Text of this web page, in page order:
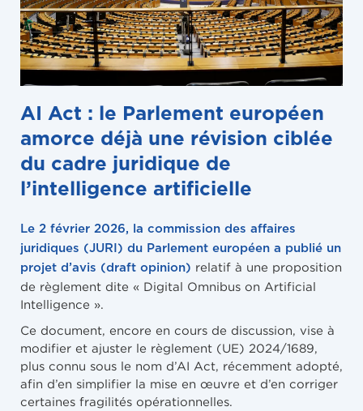
AI Act : le Parlement européen
amorce déjà une révision ciblée
du cadre juridique de
l’intelligence artificielle
Le 2 février 2026, la commission des affaires
juridiques (JURI) du Parlement européen a publié un
projet d’avis (draft opinion) relatif à une proposition
de règlement dite « Digital Omnibus on Artificial
Intelligence ».
Ce document, encore en cours de discussion, vise à
modifier et ajuster le règlement (UE) 2024/1689,
plus connu sous le nom d’AI Act, récemment adopté,
afin d’en simplifier la mise en œuvre et d’en corriger
certaines fragilités opérationnelles.